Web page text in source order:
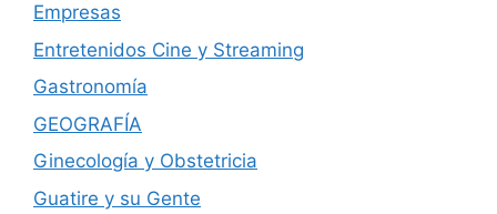
Empresas
Entretenidos Cine y Streaming
Gastronomía
GEOGRAFÍA
Ginecología y Obstetricia
Guatire y su Gente